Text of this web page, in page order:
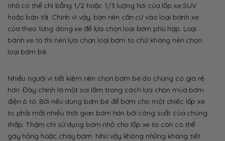
nhỏ có thể chỉ bẳng 1/2 hoặc 1/3 lượng hơi của lốp xe SUV
hoặc bán tải. Chính vì vậy, bạn nên căn cứ vào loại bánh xe
của theo từng dòng xe để lựa chọn loại bơm phù hợp. Loại
bánh xe to thì nên lựa chọn loại bơm to chứ không nên chọn
loại bơm bé.
Nhiều người vì tiết kiệm nên chọn bơm bé do chúng có giá rẻ
hơn. Đây chính là một sai lầm trong cách lựa chọn mua bơm
điện ô tô. Bởi nếu dùng bơm bé để bơm cho một chiếc lốp xe
to phải mất nhiều thời gian bơm hơn bởi công suất của chúng
thấp. Thậm chí sử dụng bơm nhỏ cho lốp xe to còn có thể
gây hỏng hoặc cháy bơm. Như vậy không những không tiết